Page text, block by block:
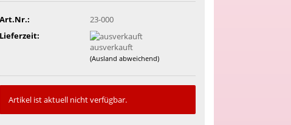
Art.Nr.:
23-000
Lieferzeit:
ausverkauft
(Ausland abweichend)
Artikel ist aktuell nicht verfügbar.